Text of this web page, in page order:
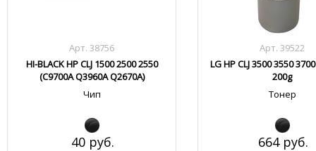
Арт. 38756
HI-BLACK HP CLJ 1500 2500 2550
(C9700A Q3960A Q2670A)
Чип
40 руб.
Арт. 39522
LG HP CLJ 3500 3550
200g
Тонер
664 руб.